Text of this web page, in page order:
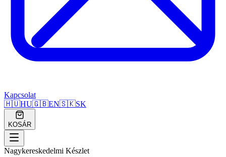
Kapcsolat
🇭🇺HU🇬🇧EN🇸🇰SK
KOSÁR
Nagykereskedelmi Készlet